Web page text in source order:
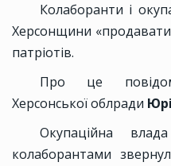
Колаборанти і
Херсонщини
патріотів.
Про це
Херсонської облради
Окупаційна
колаборантами